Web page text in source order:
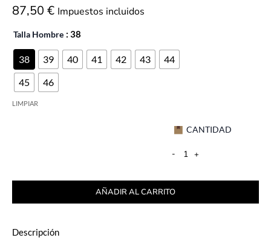
87,50 € Impuestos incluidos
Talla Hombre : 38
38 39 40 41 42 43
44
45
46
LIMPIAR
CANTIDAD
- +
AÑADIR AL CARRITO
Descripción